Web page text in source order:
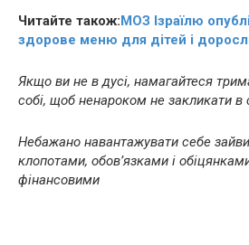
Читайте також:МОЗ Ізраїлю
здорове меню для дітей і
Якщо ви не в дусі, намагайтеся
собі, щоб ненароком не закликати в
Небажано навантажувати себе
клопотами, обов’язками і
фінансовими